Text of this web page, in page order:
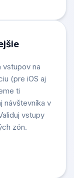
vstupov na
(pre iOS aj
ti
návštevníka v
vstupy
zón.